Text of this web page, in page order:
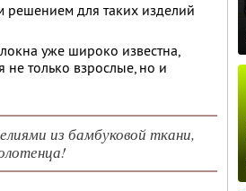
для таких изделий
уже широко известна,
не только взрослые, но и
из бамбуковой ткани,